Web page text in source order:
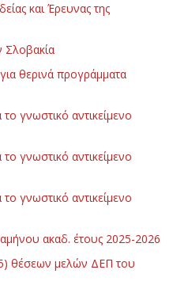
και Έρευνας της
θερινά προγράμματα
γνωστικό αντικείμενο
γνωστικό αντικείμενο
γνωστικό αντικείμενο
ακαδ. έτους 2025-2026
θέσεων μελών ΔΕΠ του